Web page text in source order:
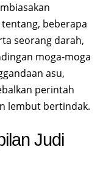
beberapa
seorang darah,
moga-moga
asu,
perintah
lembut bertindak.
Judi